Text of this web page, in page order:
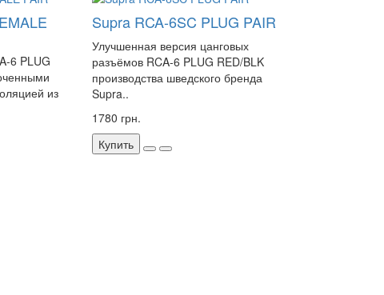
6 PLUG
из
Supra RCA-6SC PLUG PAIR
Улучшенная версия цанговых
разъёмов RCA-6 PLUG RED/BLK
производства шведского бренда
Supra..
1780 грн.
Купить